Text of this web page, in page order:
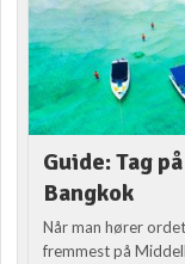
Guide: Tag
Bangkok
Når man hører
fremmest på